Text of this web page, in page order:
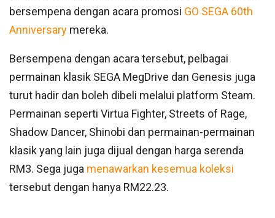
bersempena dengan acara promosi GO SEGA 60th
Anniversary mereka.
Bersempena dengan acara tersebut, pelbagai
permainan klasik SEGA MegDrive dan Genesis juga
turut hadir dan boleh dibeli melalui platform Steam.
Permainan seperti Virtua Fighter, Streets of Rage,
Shadow Dancer, Shinobi dan permainan-permainan
klasik yang lain juga dijual dengan harga serenda
RM3. Sega juga menawarkan kesemua koleksi
tersebut dengan hanya RM22.23.